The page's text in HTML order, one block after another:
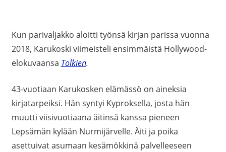
Kun parivaljakko aloitti työnsä kirjan parissa vuonna
2018, Karukoski viimeisteli ensimmäistä Hollywood-
elokuvaansa Tolkien.
43-vuotiaan Karukosken elämässö on aineksia
kirjatarpeiksi. Hän syntyi Kyproksella, josta hän
muutti viisivuotiaana äitinsä kanssa pieneen
Lepsämän kylään Nurmijärvelle. Äiti ja poika
asettuivat asumaan kesämökkinä palvelleeseen